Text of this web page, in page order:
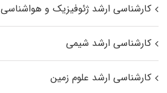
کارشناسی ارشد ژئوفیزیک و هواشناسی
کارشناسی ارشد شیمی
کارشناسی ارشد علوم زمین